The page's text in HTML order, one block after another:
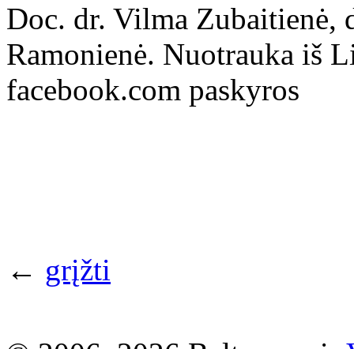
Doc. dr. Vilma Zubaitienė,
Ramonienė. Nuotrauka iš
facebook.com paskyros
← grįžti